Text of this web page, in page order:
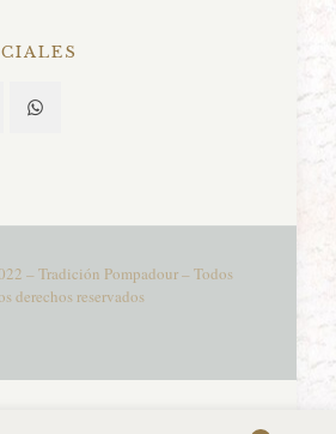
– Tradición Pompadour – Todos
derechos reservados